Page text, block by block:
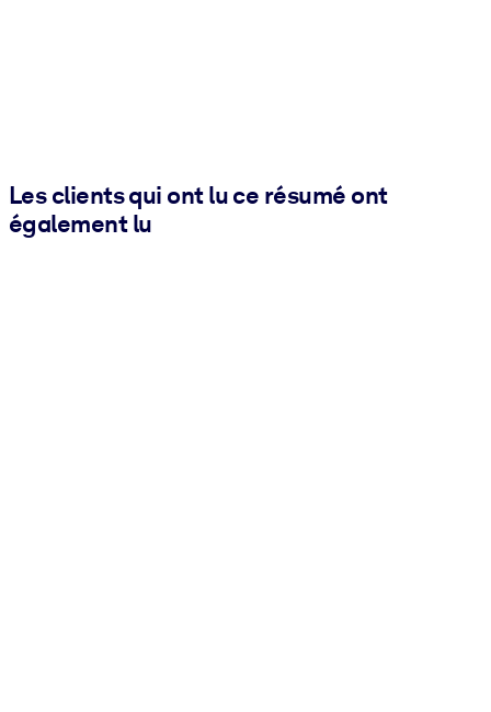
Les clients qui ont lu ce résumé ont
également lu